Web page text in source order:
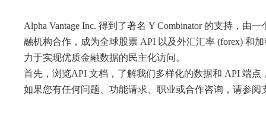
Alpha Vantage Inc. 得到了著名 Y Combinator 的支持，
融机构合作，成为全球股票 API 以及外汇汇率 (forex) 和
力于实现优质金融数据的民主化访问。
首先，浏览API 文档，了解我们多样化的数据和 API 端
如果您有任何问题、功能请求、职业或合作咨询，请参阅